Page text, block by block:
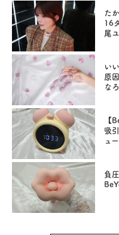
た
16
尾
い
原
な
【
吸
ュー
負